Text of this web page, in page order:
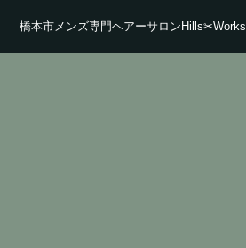
橋本市メンズ専門ヘアーサロンHills✂Works